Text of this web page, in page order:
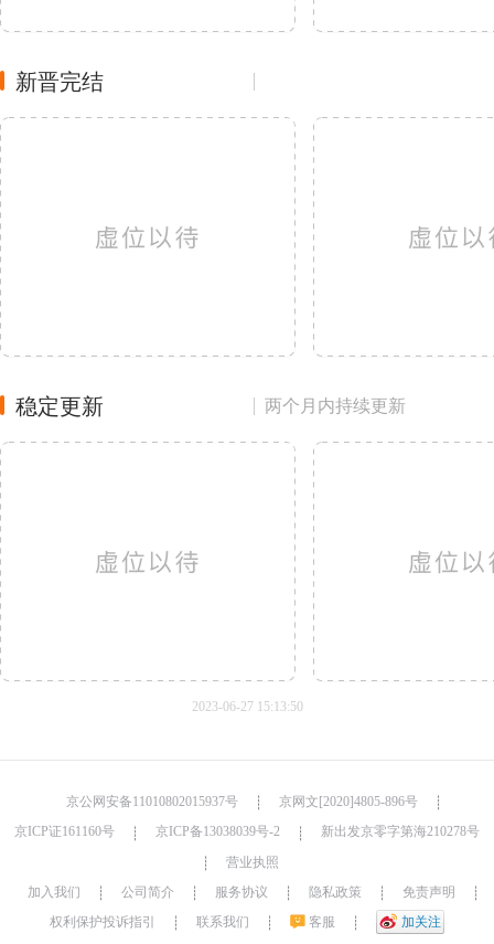
新晋完结
稳定更新 两个月内持续更新
2023-06-27 15:13:50
京公网安备11010802015937号 ┊ 京网文[2020]4805-896号
┊
京ICP证161160号
┊ 京ICP备13038039号-2 ┊ 新出发京零字第海210278号
┊
营业执照
加入我们
┊ 公司简介 ┊ 服务协议 ┊ 隐私政策 ┊ 免责声明
┊
权利保护投诉指引
┊ 联系我们 ┊ 客服 ┊
加关注